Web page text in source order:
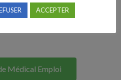
consectetur adipiscing elit. Ut
mattis, pulvinar dapibus
Médical Emploi
ACCEPTER